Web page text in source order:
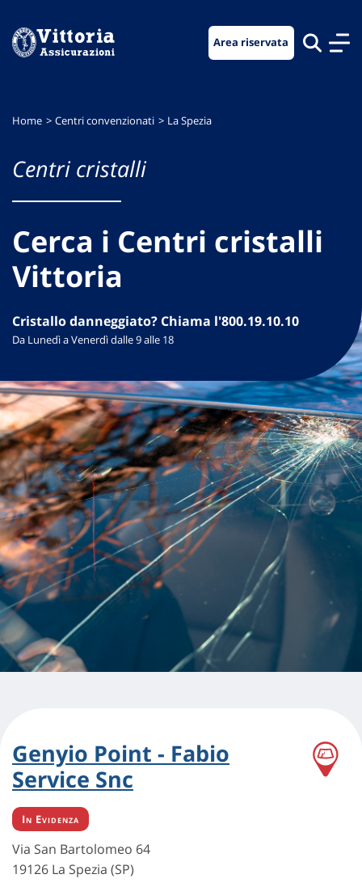
menu
contenuto
footer
Area riservata
Home Centri convenzionati La Spezia
Centri cristalli
Cerca i Centri cristalli
Vittoria
Cristallo danneggiato? Chiama l'800.19.10.10
Da Lunedì a Venerdì dalle 9 alle 18
Genyio Point - Fabio
Service Snc
In Evidenza
Via San Bartolomeo 64
19126 La Spezia (SP)